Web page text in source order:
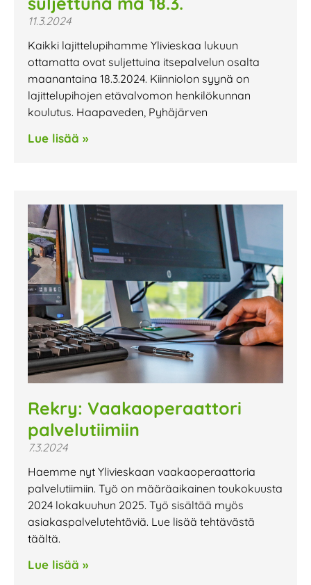
11.3.2024
Kaikki lajittelupihamme Ylivieskaa lukuun
ottamatta ovat suljettuina itsepalvelun osalta
maanantaina 18.3.2024. Kiinniolon syynä on
lajittelupihojen etävalvomon henkilökunnan
koulutus. Haapaveden, Pyhäjärven
Lue lisää »
Rekry: Vaakaoperaattori
palvelutiimiin
7.3.2024
Haemme nyt Ylivieskaan vaakaoperaattoria
palvelutiimiin. Työ on määräaikainen toukokuusta
2024 lokakuuhun 2025. Työ sisältää myös
asiakaspalvelutehtäviä. Lue lisää tehtävästä
täältä.
Lue lisää »